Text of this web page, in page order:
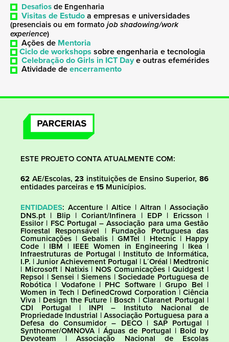
Desafiosde Engenharia
Visitas de Estudoa empresas e universidades
(presenciais ou em formato job shadowing/work
experience)
Ações de Mentoria
Ciclo de workshops sobre engenharia e tecnologia
Celebração do Girls in ICT Daye outras efemérides
Atividade deencerramento
ESTE PROJETO CONTA ATUALMENTE COM:
62 AE/Escolas,23 instituições de Ensino Superior,86
entidades parceiras e15 Municípios.
ENTIDADES: Accenture | Altice | Altran | Associação
DNS.pt | Blip | Coriant/Infinera | EDP | Ericsson |
Essilor | FSC Portugal – Associação para uma Gestão
Florestal Responsável | Fundação Portuguesa das
Comunicações | Gebalis | GMTel | Htecnic | Happy
Code | IBM | IEEE Women in Engineering | Ikea |
Infraestruturas de Portugal | Instituto de Informática,
I.P. | Junior Achievement Portugal | L´Oréal | Medtronic
| Microsoft | Natixis | NOS Comunicações | Quidgest |
Repsol | Sensei | Siemens | Sociedade Portuguesa de
Robótica | Vodafone | PHC Software | Grupo Bel |
Women in Tech | DefinedCrowd Corporation | Ciência
Viva | Design the Future | Bosch | Claranet Portugal |
CDI Portugal | INPI – Instituto Nacional de
Propriedade Industrial | Associação Portuguesa para a
Defesa do Consumidor – DECO | SAP Portugal |
Synthomer/OMNOVA | Águas de Portugal | Bold by
Devoteam | Associação Nacional de Escolas